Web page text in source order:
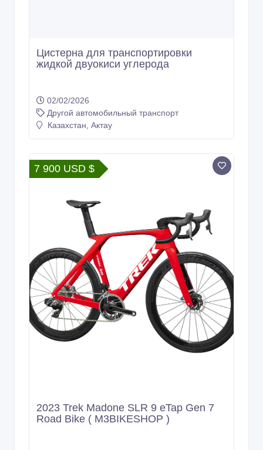
Цистерна для транспортировки
жидкой двуокиси углерода
02/02/2026
Другой автомобильный транспорт
Казахстан, Актау
7 900 USD $
2023 Trek Madone SLR 9 eTap Gen 7
Road Bike ( M3BIKESHOP )